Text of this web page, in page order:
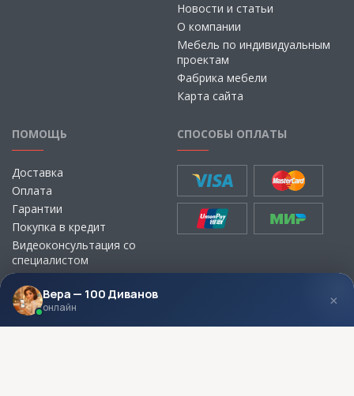
Новости и статьи
О компании
Мебель по индивидуальным
проектам
Фабрика мебели
Карта сайта
ПОМОЩЬ
Доставка
Оплата
Гарантии
Покупка в кредит
Видеоконсультация со
специалистом
Выбор ткани для мебели без
визита в магазин
СПОСОБЫ ОПЛАТЫ
МЫ В СОЦСЕТЯХ КОНТАКТЫ
Вера — 100 Диванов
онлайн ×